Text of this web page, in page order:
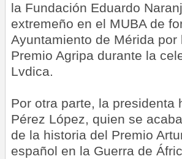
la Fundación Eduardo
extremeño en el MUBA de
Ayuntamiento de Mérida
Premio Agripa durante la
Lvdica.
Por otra parte, la presidenta
Pérez López, quien se
de la historia del Premio
español en la Guerra de